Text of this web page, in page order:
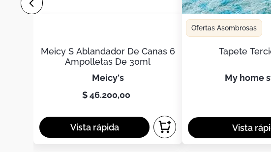
Meicy S Ablandador De Canas 6
Ampolletas De 30ml
meicy's
$ 46.200,00
Ofertas Asombrosas
Tapete
my home